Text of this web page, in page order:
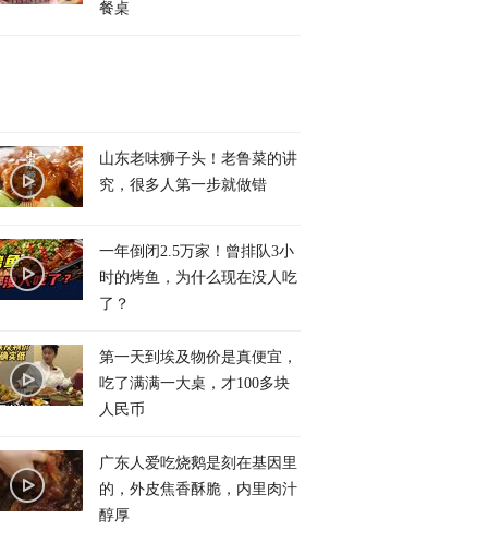
餐桌
山东老味狮子头！老鲁菜的讲
究，很多人第一步就做错
一年倒闭2.5万家！曾排队3小
时的烤鱼，为什么现在没人吃
了？
第一天到埃及物价是真便宜，
吃了满满一大桌，才100多块
人民币
广东人爱吃烧鹅是刻在基因里
的，外皮焦香酥脆，内里肉汁
醇厚